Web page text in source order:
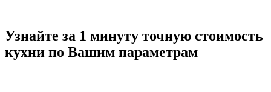
Узнайте за 1 минуту точную стоимость
кухни по Вашим параметрам